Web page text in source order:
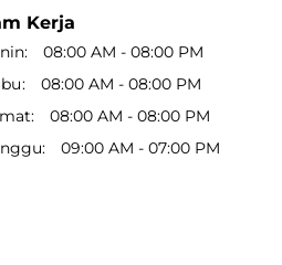
Kerja
08:00 AM - 08:00 PM
08:00 AM - 08:00 PM
08:00 AM - 08:00 PM
09:00 AM - 07:00 PM